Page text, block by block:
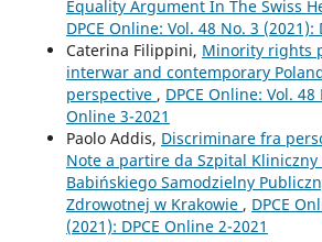
Equality Argument In The Swiss
DPCE Online: Vol. 48 No. 3 (2021):
Caterina Filippini, Minority rights
interwar and contemporary
perspective , DPCE Online: Vol. 48
Online 3-2021
Paolo Addis, Discriminare fra
Note a partire da Szpital Kliniczny
Babińskiego Samodzielny
Zdrowotnej w Krakowie , DPCE
(2021): DPCE Online 2-2021